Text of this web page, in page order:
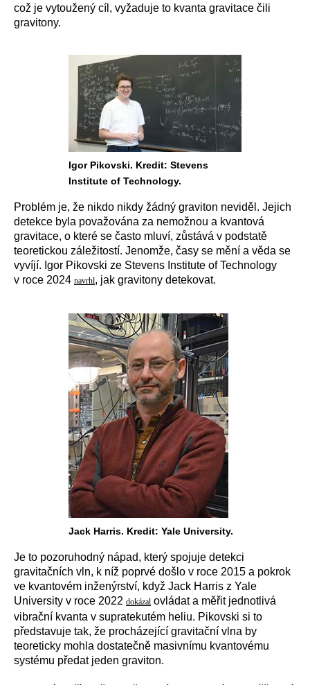
což je vytoužený cíl, vyžaduje to kvanta gravitace čili
gravitony.
Igor Pikovski. Kredit: Stevens
Institute of Technology.
Problém je, že nikdo nikdy žádný graviton neviděl. Jejich
detekce byla považována za nemožnou a kvantová
gravitace, o které se často mluví, zůstává v podstatě
teoretickou záležitostí. Jenomže, časy se mění a věda se
vyvíjí. Igor Pikovski ze Stevens Institute of Technology
v roce 2024 navrhl, jak gravitony detekovat.
Jack Harris. Kredit: Yale University.
Je to pozoruhodný nápad, který spojuje detekci
gravitačních vln, k níž poprvé došlo v roce 2015 a pokrok
ve kvantovém inženýrství, když Jack Harris z Yale
University v roce 2022 dokázal ovládat a měřit jednotlivá
vibrační kvanta v supratekutém heliu. Pikovski si to
představuje tak, že procházející gravitační vlna by
teoreticky mohla dostatečně masivnímu kvantovému
systému předat jeden graviton.